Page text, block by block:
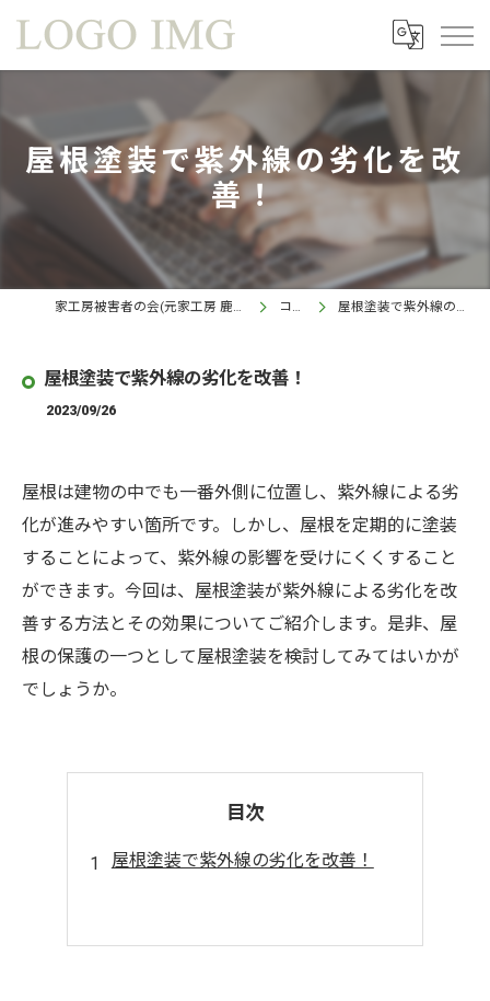
屋根塗装で紫外線の劣化を改
善！
家工房被害者の会(元家工房 鹿児島西インター店) コラム 屋根塗装で紫外線の劣化を改善！
屋根塗装で紫外線の劣化を改善！
2023/09/26
屋根は建物の中でも一番外側に位置し、紫外線による劣
化が進みやすい箇所です。しかし、屋根を定期的に塗装
することによって、紫外線の影響を受けにくくすること
ができます。今回は、屋根塗装が紫外線による劣化を改
善する方法とその効果についてご紹介します。是非、屋
根の保護の一つとして屋根塗装を検討してみてはいかが
でしょうか。
目次
屋根塗装で紫外線の劣化を改善！